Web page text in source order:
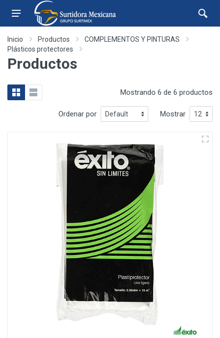
Inicio Productos
COMPLEMENTOS Y PINTURAS
Plásticos protectores
Productos
Mostrando 6 de 6 productos
Ordenar por Mostrar